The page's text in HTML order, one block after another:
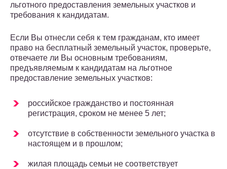
льготного предоставления земельных участков и
требования к кандидатам.
Если Вы отнесли себя к тем гражданам, кто имеет
право на бесплатный земельный участок, проверьте,
отвечаете ли Вы основным требованиям,
предъявляемым к кандидатам на льготное
предоставление земельных участков:
российское гражданство и постоянная
регистрация, сроком не менее 5 лет;
отсутствие в собственности земельного участка в
настоящем и в прошлом;
жилая площадь семьи не соответствует